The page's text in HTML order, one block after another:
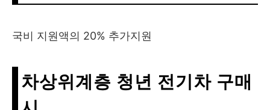
국비 지원액의 20% 추가지원
차상위계층 청년 전기차 구매